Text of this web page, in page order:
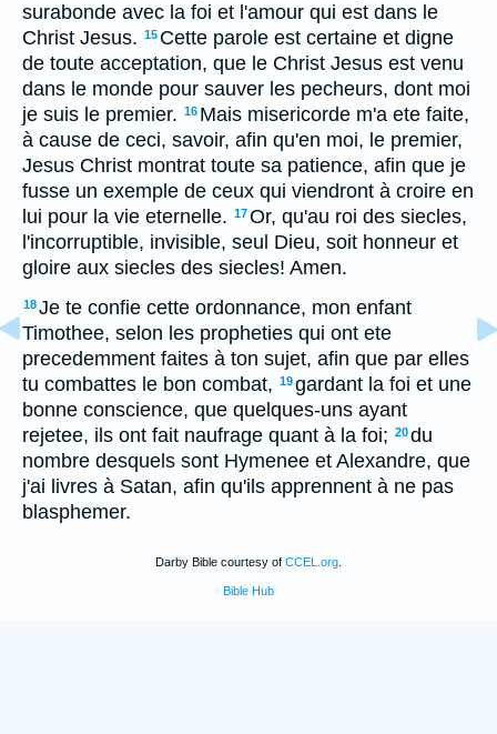
surabonde avec la foi et l'amour qui est dans le
Christ Jesus. 15 Cette parole est certaine et digne
de toute acceptation, que le Christ Jesus est venu
dans le monde pour sauver les pecheurs, dont moi
je suis le premier. 16 Mais misericorde m'a ete faite,
à cause de ceci, savoir, afin qu'en moi, le premier,
Jesus Christ montrat toute sa patience, afin que je
fusse un exemple de ceux qui viendront à croire en
lui pour la vie eternelle. 17Or, qu'au roi des siecles,
l'incorruptible, invisible, seul Dieu, soit honneur et
gloire aux siecles des siecles! Amen.
18Je te confie cette ordonnance, mon enfant
Timothee, selon les propheties qui ont ete
precedemment faites à ton sujet, afin que par elles
tu combattes le bon combat, 19gardant la foi et une
bonne conscience, que quelques-uns ayant
rejetee, ils ont fait naufrage quant à la foi; 20du
nombre desquels sont Hymenee et Alexandre, que
j'ai livres à Satan, afin qu'ils apprennent à ne pas
blasphemer.
Darby Bible courtesy of CCEL.org
Bible Hub